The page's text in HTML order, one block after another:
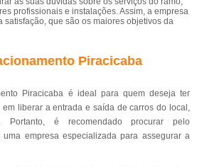
profissionais e instalações. Assim, a empresa
satisfação, que são os maiores objetivos da
Piracicaba
Piracicaba é ideal para quem deseja ter
liberar a entrada e saída de carros do local,
Portanto, é recomendado procurar pelo
empresa especializada para assegurar a